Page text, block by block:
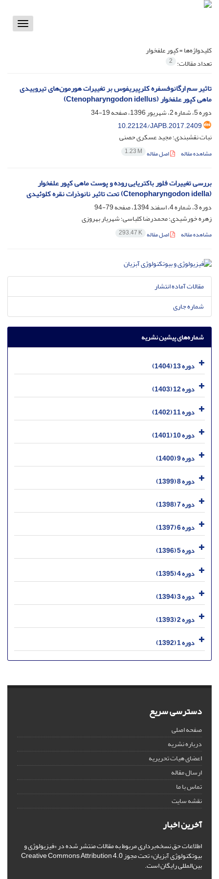
Toggle
کلیدواژه‌ها =کپور علفخوار
تعداد مقالات: 2
تاثیر سم ارگانوفسفره کلرپیریفوس بر تغییرات هورمون‌های تیروییدی
ماهی کپور علفخوار (Ctenopharyngodon idellus)
دوره 5، شماره 2، شهریور 1396، صفحه
19-34
10.22124/JAPB.2017.2409
نبات نقشبندی؛ مجید عسکری حصنی
مشاهده مقاله اصل مقاله 1.23 M
بررسی تغییرات فلور باکتریایی روده و پوست ماهی کپور علفخوار
(Ctenopharyngodon idella) تحت تاثیر نانوذرات نقره کلوئیدی
دوره 3، شماره 4، اسفند 1394، صفحه
79-94
زهره خورشیدی؛ محمدرضا کلباسی؛ شهریار بهروزی
مشاهده مقاله اصل مقاله 293.47 K
مقالات آماده انتشار
شماره جاری
شماره‌های پیشین نشریه
دوره 13 (1404)
دوره 12 (1403)
دوره 11 (1402)
دوره 10 (1401)
دوره 9 (1400)
دوره 8 (1399)
دوره 7 (1398)
دوره 6 (1397)
دوره 5 (1396)
دوره 4 (1395)
دوره 3 (1394)
دوره 2 (1393)
دوره 1 (1392)
دسترسی سریع
صفحه اصلی
درباره نشریه
اعضای هیات تحریریه
ارسال مقاله
تماس با ما
نقشه سایت
آخرین اخبار
اطلاعات حق نسخه‌برداری مربوط به مقالات منتشر شده در «فیزیولوژی و
بیوتکنولوژی آبزیان» تحت مجوز Creative Commons Attribution 4.0
بین‌المللی رایگان است.